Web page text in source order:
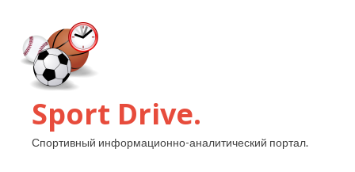
Sport Drive.
Спортивный информационно-аналитический портал.